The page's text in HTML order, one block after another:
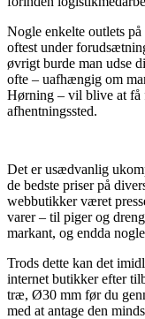
Nogle enkelte outlets
oftest under
øvrigt burde man udse
ofte – uafhængig om
Hørning – vil blive at få
afhentningssted.
Det er usædvanlig
de bedste priser på
webbutikker været
varer – til piger og
markant, og endda
Trods dette kan det
internet butikker efter
træ, Ø30 mm før du
med at antage den